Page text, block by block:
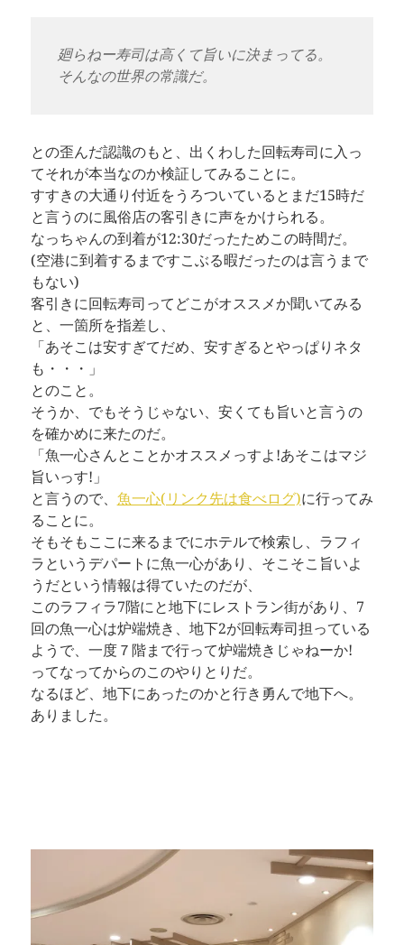
廻らねー寿司は高くて旨いに決まってる。
そんなの世界の常識だ。
との歪んだ認識のもと、出くわした回転寿司に入っ
てそれが本当なのか検証してみることに。
すすきの大通り付近をうろついているとまだ15時だ
と言うのに風俗店の客引きに声をかけられる。
なっちゃんの到着が12:30だったためこの時間だ。
(空港に到着するまですこぶる暇だったのは言うまで
もない)
客引きに回転寿司ってどこがオススメか聞いてみる
と、一箇所を指差し、
「あそこは安すぎてだめ、安すぎるとやっぱりネタ
も・・・」
とのこと。
そうか、でもそうじゃない、安くても旨いと言うの
を確かめに来たのだ。
「魚一心さんとことかオススメっすよ!あそこはマジ
旨いっす!」
と言うので、 魚一心(リンク先は食べログ)に行ってみ
ることに。
そもそもここに来るまでにホテルで検索し、ラフィ
ラというデパートに魚一心があり、そこそこ旨いよ
うだという情報は得ていたのだが、
このラフィラ7階にと地下にレストラン街があり、7
回の魚一心は炉端焼き、地下2が回転寿司担っている
ようで、一度７階まで行って炉端焼きじゃねーか!
ってなってからのこのやりとりだ。
なるほど、地下にあったのかと行き勇んで地下へ。
ありました。